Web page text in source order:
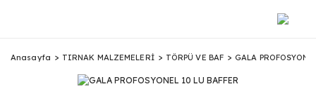
Anasayfa TIRNAK MALZEMELERİ TÖRPÜ VE BAF GALA